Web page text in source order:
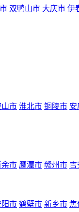
双鸭山市 大庆市 伊
山市 淮北市 铜陵市 安
余市 鹰潭市 赣州市 吉
阳市 鹤壁市 新乡市 焦